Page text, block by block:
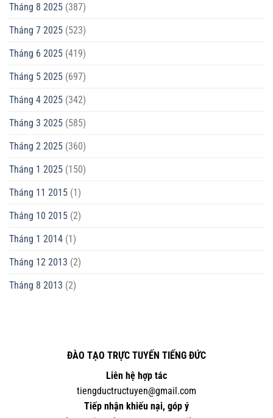
Tháng 8 2025 (387)
Tháng 7 2025 (523)
Tháng 6 2025 (419)
Tháng 5 2025 (697)
Tháng 4 2025 (342)
Tháng 3 2025 (585)
Tháng 2 2025 (360)
Tháng 1 2025 (150)
Tháng 11 2015 (1)
Tháng 10 2015 (2)
Tháng 1 2014 (1)
Tháng 12 2013 (2)
Tháng 8 2013 (2)
ĐÀO TẠO TRỰC TUYẾN TIẾNG ĐỨC
Liên hệ hợp tác
tiengductructuyen@gmail.com
Tiếp nhận khiếu nại, góp ý